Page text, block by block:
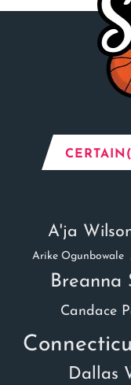
A'ja
Arike Ogunbowale
Breanna
Candace
Dallas